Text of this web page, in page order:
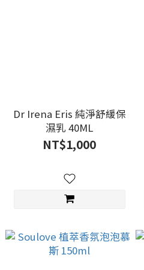
Dr Irena Eris 純淨舒緩保
濕乳 40ML
NT$1,000